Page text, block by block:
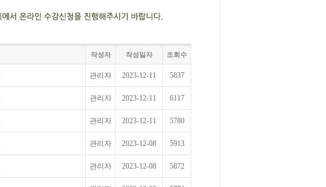
작성자 작성일자 조회수
관리자 2023-12-11 5837
관리자 2023-12-11 6117
관리자 2023-12-11 5780
관리자 2023-12-08 5913
관리자 2023-12-08 5872